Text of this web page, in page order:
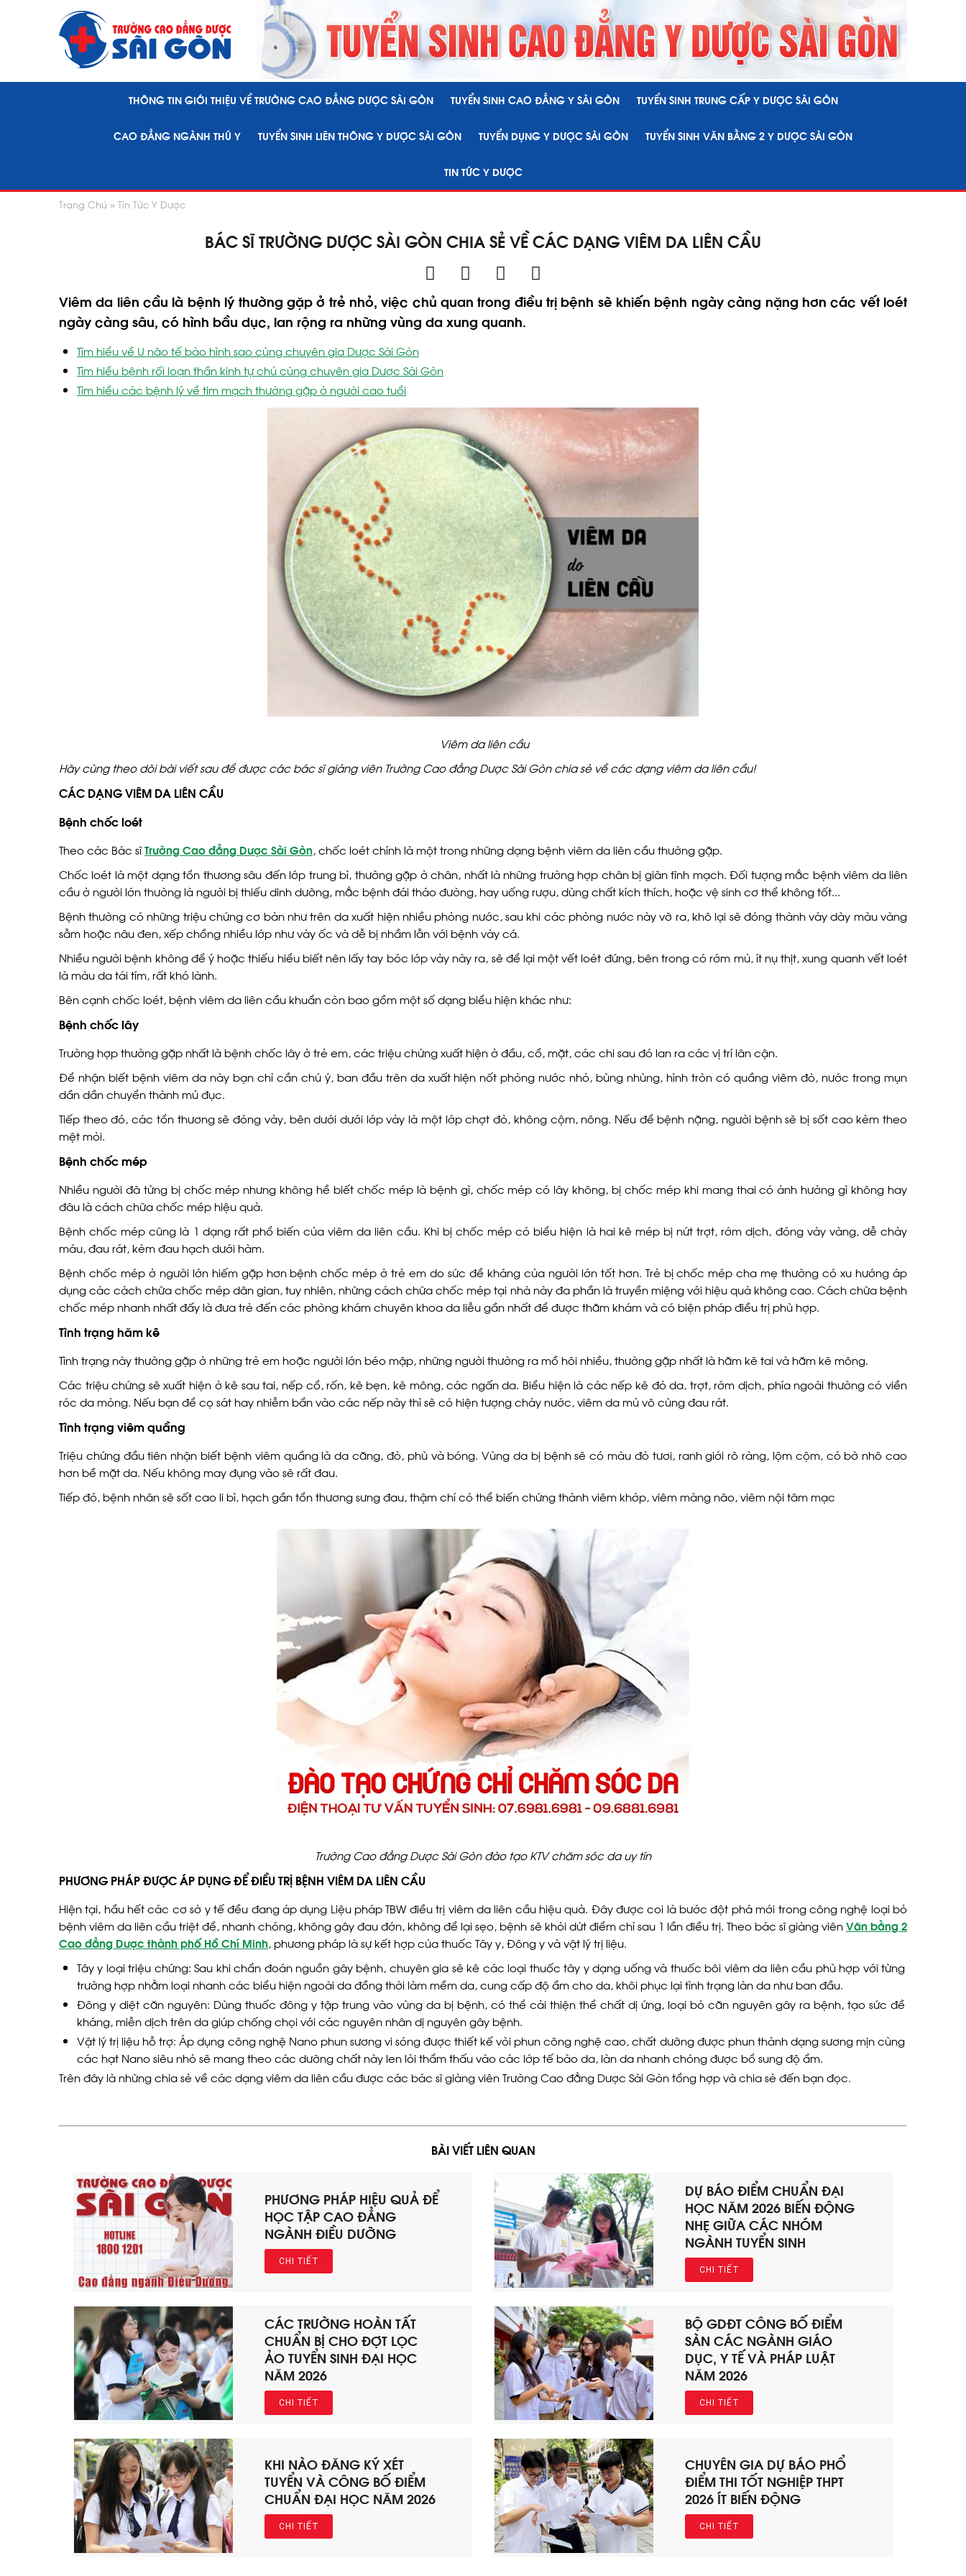
THÔNG TIN GIỚI THIỆU VỀ TRƯỜNG CAO ĐẲNG DƯỢC SÀI GÒN TUYỂN SINH CAO ĐẲNG Y SÀI GÒN TUYỂN SINH TRUNG CẤP Y DƯỢC SÀI GÒN
CAO ĐẲNG NGÀNH THÚ Y TUYỂN SINH LIÊN THÔNG Y DƯỢC SÀI GÒN TUYỂN DỤNG Y DƯỢC SÀI GÒN TUYỂN SINH VĂN BẰNG 2 Y DƯỢC SÀI GÒN
TIN TỨC Y DƯỢC
Trang Chủ Tin Tức Y Dược
BÁC SĨ TRƯỜNG DƯỢC SÀI GÒN CHIA SẺ VỀ CÁC DẠNG VIÊM DA LIÊN CẦU
Viêm da liên cầu là bệnh lý thường gặp ở trẻ nhỏ, việc chủ quan trong điều trị bệnh sẽ khiến bệnh ngày càng nặng hơn các vết loét
ngày càng sâu, có hình bầu dục, lan rộng ra những vùng da xung quanh.
Tìm hiểu về U não tế bào hình sao cùng chuyên gia Dược Sài Gòn
Tìm hiểu bệnh rối loạn thần kinh tự chủ cùng chuyên gia Dược Sài Gòn
Tìm hiểu các bệnh lý về tim mạch thường gặp ở người cao tuổi
Viêm da liên cầu
Hãy cùng theo dõi bài viết sau để được các bác sĩ giảng viên Trường Cao đẳng Dược Sài Gòn chia sẻ về các dạng viêm da liên cầu!
CÁC DẠNG VIÊM DA LIÊN CẦU
Bệnh chốc loét
Theo các Bác sĩTrường Cao đẳng Dược Sài Gòn, chốc loét chính là một trong những dạng bệnh viêm da liên cầu thường gặp.
Chốc loét là một dạng tổn thương sâu đến lớp trung bì, thường gặp ở chân, nhất là những trường hợp chân bị giãn tĩnh mạch. Đối tượng mắc bệnh viêm da liên
cầu ở người lớn thường là người bị thiếu dinh dưỡng, mắc bệnh đái tháo đường, hay uống rượu, dùng chất kích thích, hoặc vệ sinh cơ thể không tốt…
Bệnh thường có những triệu chứng cơ bản như trên da xuất hiện nhiều phỏng nước, sau khi các phỏng nước này vỡ ra, khô lại sẽ đóng thành vảy dày màu vàng
sẫm hoặc nâu đen, xếp chồng nhiều lớp như vảy ốc và dễ bị nhầm lẫn với bệnh vảy cá.
Nhiều người bệnh không để ý hoặc thiếu hiểu biết nên lấy tay bóc lớp vảy này ra, sẽ để lại một vết loét đứng, bên trong có rớm mủ, ít nụ thịt, xung quanh vết loét
là màu da tái tím, rất khó lành.
Bên cạnh chốc loét, bệnh viêm da liên cầu khuẩn còn bao gồm một số dạng biểu hiện khác như:
Bệnh chốc lây
Trường hợp thường gặp nhất là bệnh chốc lây ở trẻ em, các triệu chứng xuất hiện ở đầu, cổ, mặt, các chi sau đó lan ra các vị trí lân cận.
Để nhận biết bệnh viêm da này bạn chỉ cần chú ý, ban đầu trên da xuất hiện nốt phỏng nước nhỏ, bùng nhùng, hình tròn có quầng viêm đỏ, nước trong mụn
dần dần chuyển thành mủ đục.
Tiếp theo đó, các tổn thương sẽ đóng vảy, bên dưới dưới lớp vảy là một lớp chợt đỏ, không cộm, nông. Nếu để bệnh nặng, người bệnh sẽ bị sốt cao kèm theo
mệt mỏi.
Bệnh chốc mép
Nhiều người đã từng bị chốc mép nhưng không hề biết chốc mép là bệnh gì, chốc mép có lây không, bị chốc mép khi mang thai có ảnh hưởng gì không hay
đâu là cách chữa chốc mép hiệu quả.
Bệnh chốc mép cũng là 1 dạng rất phổ biến của viêm da liên cầu. Khi bị chốc mép có biểu hiện là hai kẽ mép bị nứt trợt, rớm dịch, đóng vảy vàng, dễ chảy
máu, đau rát, kèm đau hạch dưới hàm.
Bệnh chốc mép ở người lớn hiếm gặp hơn bệnh chốc mép ở trẻ em do sức đề kháng của người lớn tốt hơn. Trẻ bị chốc mép cha mẹ thường có xu hướng áp
dụng các cách chữa chốc mép dân gian, tuy nhiên, những cách chữa chốc mép tại nhà này đa phần là truyền miệng với hiệu quả không cao. Cách chữa bệnh
chốc mép nhanh nhất đấy là đưa trẻ đến các phòng khám chuyên khoa da liễu gần nhất để được thăm khám và có biện pháp điều trị phù hợp.
Tình trạng hăm kẽ
Tình trạng này thường gặp ở những trẻ em hoặc người lớn béo mập, những người thường ra mồ hôi nhiều, thường gặp nhất là hăm kẽ tai và hăm kẽ mông.
Các triệu chứng sẽ xuất hiện ở kẽ sau tai, nếp cổ, rốn, kẽ bẹn, kẽ mông, các ngấn da. Biểu hiện là các nếp kẽ đỏ da, trợt, rớm dịch, phía ngoài thường có viền
róc da mỏng. Nếu bạn để cọ sát hay nhiễm bẩn vào các nếp này thì sẽ có hiện tượng chảy nước, viêm da mủ vô cùng đau rát.
Tình trạng viêm quầng
Triệu chứng đầu tiên nhận biết bệnh viêm quầng là da căng, đỏ, phù và bóng. Vùng da bị bệnh sẽ có màu đỏ tươi, ranh giới rõ ràng, lộm cộm, có bờ nhô cao
hơn bề mặt da. Nếu không may đụng vào sẽ rất đau.
Tiếp đó, bệnh nhân sẽ sốt cao li bì, hạch gần tổn thương sưng đau, thậm chí có thể biến chứng thành viêm khớp, viêm màng não, viêm nội tâm mạc
Trường Cao đẳng Dược Sài Gòn đào tạo KTV chăm sóc da uy tín
PHƯƠNG PHÁP ĐƯỢC ÁP DỤNG ĐỂ ĐIỀU TRỊ BỆNH VIÊM DA LIÊN CẦU
Hiện tại, hầu hết các cơ sở y tế đều đang áp dụng Liệu pháp TBW điều trị viêm da liên cầu hiệu quả. Đây được coi là bước đột phá mới trong công nghệ loại bỏ
bệnh viêm da liên cầu triệt để, nhanh chóng, không gây đau đớn, không để lại sẹo, bệnh sẽ khỏi dứt điểm chỉ sau 1 lần điều trị. Theo bác sĩ giảng viênVăn bằng 2
Cao đẳng Dược thành phố Hồ Chí Minh, phương pháp là sự kết hợp của thuốc Tây y, Đông y và vật lý trị liệu.
Tây y loại triệu chứng: Sau khi chẩn đoán nguồn gây bệnh, chuyên gia sẽ kê các loại thuốc tây y dạng uống và thuốc bôi viêm da liên cầu phù hợp với từng
trường hợp nhằm loại nhanh các biểu hiện ngoài da đồng thời làm mềm da, cung cấp độ ẩm cho da, khôi phục lại tình trạng làn da như ban đầu.
Đông y diệt căn nguyên: Dùng thuốc đông y tập trung vào vùng da bị bệnh, có thể cải thiện thể chất dị ứng, loại bỏ căn nguyên gây ra bệnh, tạo sức đề
kháng, miễn dịch trên da giúp chống chọi với các nguyên nhân dị nguyên gây bệnh.
Vật lý trị liệu hỗ trợ: Áp dụng công nghệ Nano phun sương vi sóng được thiết kế vòi phun công nghệ cao, chất dưỡng được phun thành dạng sương mịn cùng
các hạt Nano siêu nhỏ sẽ mang theo các dưỡng chất này len lỏi thẩm thấu vào các lớp tế bào da, làn da nhanh chóng được bổ sung độ ẩm.
Trên đây là những chia sẻ về các dạng viêm da liên cầu được các bác sĩ giảng viên Trường Cao đẳng Dược Sài Gòn tổng hợp và chia sẻ đến bạn đọc.
BÀI VIẾT LIÊN QUAN
PHƯƠNG PHÁP HIỆU QUẢ ĐỂ
HỌC TẬP CAO ĐẲNG
NGÀNH ĐIỀU DƯỠNG
CHI TIẾT
DỰ BÁO ĐIỂM CHUẨN ĐẠI
HỌC NĂM 2026 BIẾN ĐỘNG
NHẸ GIỮA CÁC NHÓM
NGÀNH TUYỂN SINH
CHI TIẾT
CÁC TRƯỜNG HOÀN TẤT
CHUẨN BỊ CHO ĐỢT LỌC
ẢO TUYỂN SINH ĐẠI HỌC
NĂM 2026
CHI TIẾT
BỘ GDĐT CÔNG BỐ ĐIỂM
SÀN CÁC NGÀNH GIÁO
DỤC, Y TẾ VÀ PHÁP LUẬT
NĂM 2026
CHI TIẾT
KHI NÀO ĐĂNG KÝ XÉT
TUYỂN VÀ CÔNG BỐ ĐIỂM
CHUẨN ĐẠI HỌC NĂM 2026
CHI TIẾT
CHUYÊN GIA DỰ BÁO PHỔ
ĐIỂM THI TỐT NGHIỆP THPT
2026 ÍT BIẾN ĐỘNG
CHI TIẾT